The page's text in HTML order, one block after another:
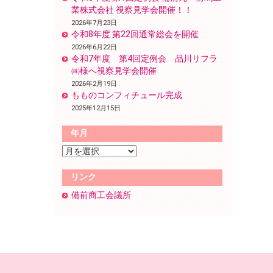
業株式会社 視察見学会開催！！
2026年7月23日
令和8年度 第22回通常総会を開催
2026年6月22日
令和7年度 第4回定例会 品川リフラ
㈱様へ視察見学会開催
2026年2月19日
もものコンフィチュール完成
2025年12月15日
年月
リンク
備前商工会議所